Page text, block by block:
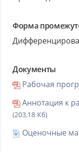
Форма
Документы
Рабочая
Аннотация к
(203,18 Кб)
Оценочные